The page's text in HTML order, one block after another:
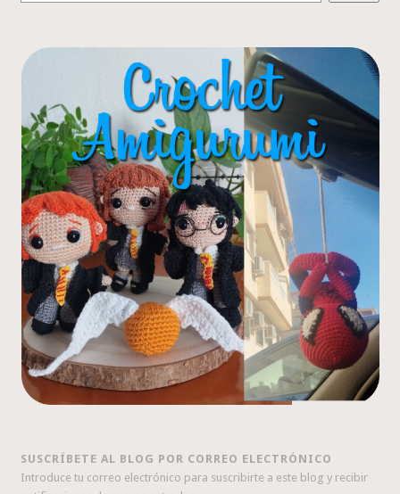
SUSCRÍBETE AL BLOG POR CORREO ELECTRÓNICO
Introduce tu correo electrónico para suscribirte a este blog y recibir